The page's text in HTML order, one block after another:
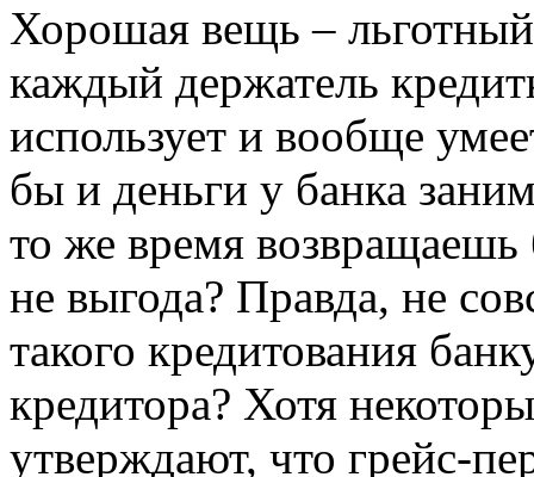
Хорошая вещь –
каждый держатель
использует и вообще
бы и деньги у банка
то же время возвращаешь
не выгода? Правда, не
такого кредитования
кредитора? Хотя
утверждают, что грейс-